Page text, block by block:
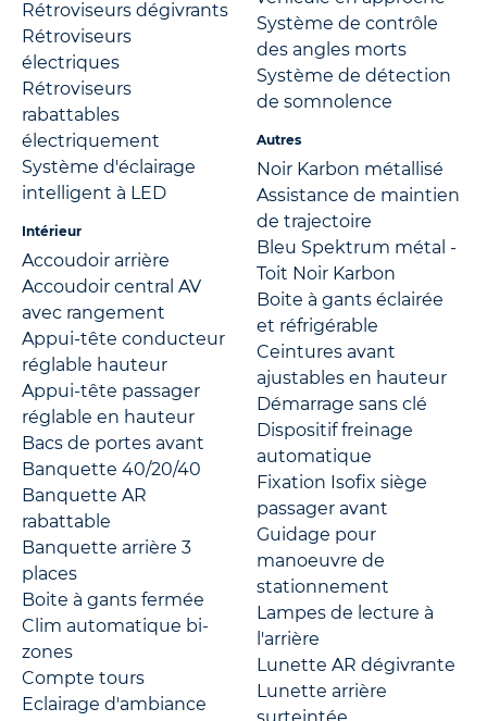
Rétroviseurs dégivrants
Rétroviseurs
électriques
Rétroviseurs
rabattables
électriquement
Système d'éclairage
intelligent à LED
Intérieur
Accoudoir arrière
Accoudoir central AV
avec rangement
Appui-tête conducteur
réglable hauteur
Appui-tête passager
réglable en hauteur
Bacs de portes avant
Banquette 40/20/40
Banquette AR
rabattable
Banquette arrière 3
places
Boite à gants fermée
Clim automatique bi-
zones
Compte tours
Eclairage d'ambiance
Système de contrôle
des angles morts
Système de détection
de somnolence
Autres
Noir Karbon métallisé
Assistance de maintien
de trajectoire
Bleu Spektrum métal -
Toit Noir Karbon
Boite à gants éclairée
et réfrigérable
Ceintures avant
ajustables en hauteur
Démarrage sans clé
Dispositif freinage
automatique
Fixation Isofix siège
passager avant
Guidage pour
manoeuvre de
stationnement
Lampes de lecture à
l'arrière
Lunette AR dégivrante
Lunette arrière